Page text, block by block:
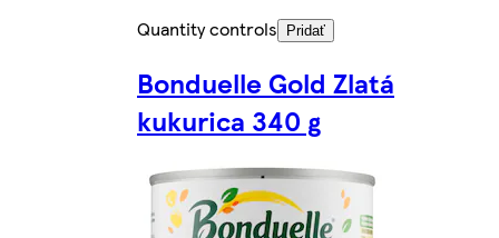
Quantity controls
Pridať
Bonduelle Gold Zlatá
kukurica 340 g